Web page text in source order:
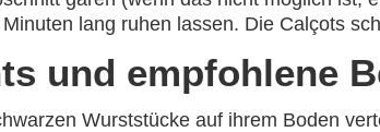
lang ruhen lassen. Die Calçots
und empfohlene
Wurststücke auf ihrem Boden